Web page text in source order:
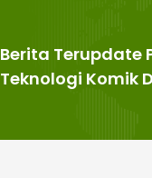
Berita Terupdate
Teknologi Komik